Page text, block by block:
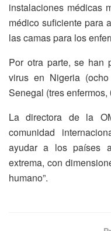
instalaciones médicas
médico suficiente para
las camas para los
Por otra parte, se han
virus en Nigeria
Senegal (tres enfermos,
La directora de la
comunidad
ayudar a los países
extrema, con
humano”.